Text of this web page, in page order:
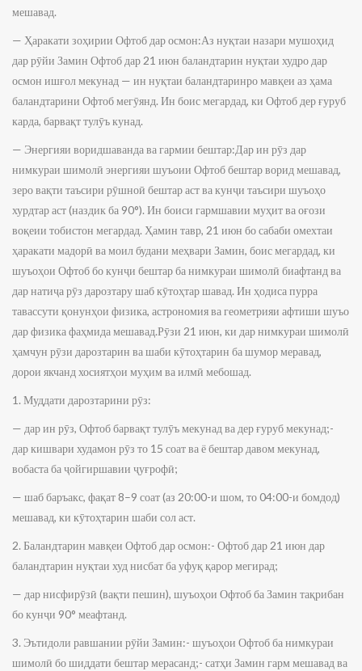
мешавад.
— Ҳаракати зоҳирии Офтоб дар осмон:Аз нуқтаи назари мушоҳид
дар рӯйи Замин Офтоб дар 21 июн баландтарин нуқтаи худро дар
осмон ишғол мекунад — ин нуқтаи баландтаринро мавқеи аз ҳама
баландтарини Офтоб мегӯянд. Ин боис мегардад, ки Офтоб дер ғуруб
карда, барвақт тулӯъ кунад.
— Энергияи воридшаванда ва гармии бештар:Дар ин рӯз дар
нимкураи шимолӣ энергияи шуъоии Офтоб бештар ворид мешавад,
зеро вақти таъсири рӯшноӣ бештар аст ва кунҷи таъсири шуъоҳо
хурдтар аст (наздик ба 90°). Ин боиси гармшавии муҳит ва оғози
воқеии тобистон мегардад. Ҳамин тавр, 21 июн бо сабаби омехтаи
ҳаракати мадорӣ ва моил будани меҳвари Замин, боис мегардад, ки
шуъоҳои Офтоб бо кунҷи бештар ба нимкураи шимолӣ биафтанд ва
дар натиҷа рӯз дарозтару шаб кӯтоҳтар шавад. Ин ҳодиса пурра
тавассути қонунҳои физика, астрономия ва геометрияи афтиши шуъо
дар физика фаҳмида мешавад.Рӯзи 21 июн, ки дар нимкураи шимолӣ
ҳамчун рӯзи дарозтарин ва шаби кӯтоҳтарин ба шумор меравад,
дорои якчанд хосиятҳои муҳим ва илмӣ мебошад.
1. Муддати дарозтарини рӯз:
— дар ин рӯз, Офтоб барвақт тулӯъ мекунад ва дер ғуруб мекунад;-
дар кишвари худамон рӯз то 15 соат ва ё бештар давом мекунад,
вобаста ба ҷойгиршавии ҷуғрофӣ;
— шаб баръакс, фақат 8–9 соат (аз 20:00-и шом, то 04:00-и бомдод)
мешавад, ки кӯтоҳтарин шаби сол аст.
2. Баландтарин мавқеи Офтоб дар осмон:- Офтоб дар 21 июн дар
баландтарин нуқтаи худ нисбат ба уфуқ қарор мегирад;
— дар нисфирӯзӣ (вақти пешин), шуъоҳои Офтоб ба Замин тақрибан
бо кунҷи 90° меафтанд.
3. Эътидоли равшании рӯйи Замин:- шуъоҳои Офтоб ба нимкураи
шимолӣ бо шиддати бештар мерасанд;- сатҳи Замин гарм мешавад ва